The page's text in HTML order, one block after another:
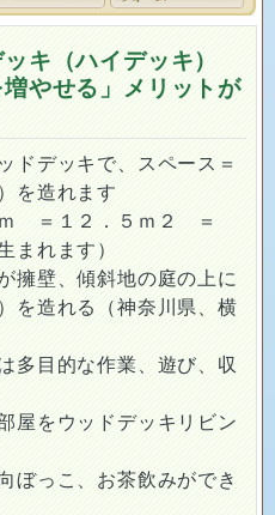
キ（ハイデッキ）
やせる」メリットが
ドデッキで、スペース＝
を造れます
ｍ ＝１２．５ｍ２ ＝
まれます）
擁壁、傾斜地の庭の上に
を造れる（神奈川県、横
多目的な作業、遊び、収
屋をウッドデッキリビン
ぼっこ、お茶飲みができ